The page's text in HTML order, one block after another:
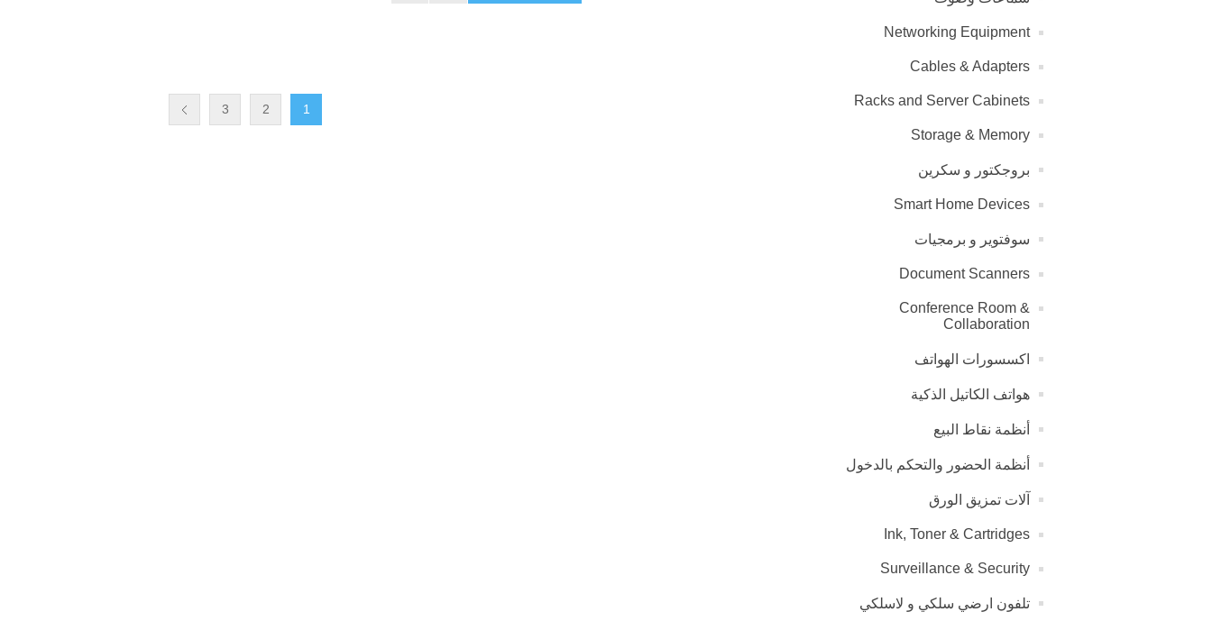
Networking Equipment
Cables & Adapters
Racks and Server Cabinets
Storage & Memory
بروجكتور و سكرين
Smart Home Devices
سوفتوير و برمجيات
Document Scanners
Conference Room &
Collaboration
اكسسورات الهواتف
هواتف الكاتيل الذكية
أنظمة نقاط البيع
أنظمة الحضور والتحكم بالدخول
آلات تمزيق الورق
Ink, Toner & Cartridges
Surveillance & Security
تلفون ارضي سلكي و لاسلكي
1
2
3